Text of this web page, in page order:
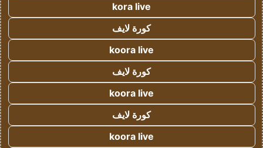
kora live
كورة لايف
koora live
كورة لايف
koora live
كورة لايف
koora live